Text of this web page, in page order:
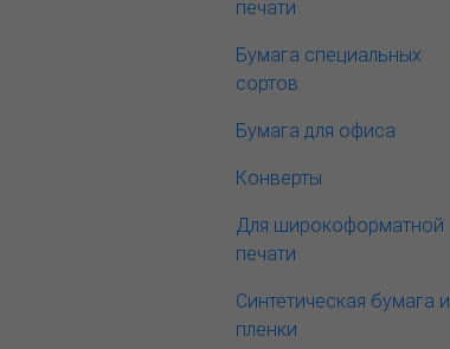
печати
Бумага специальных
сортов
Бумага для офиса
Конверты
Для широкоформатной
печати
Синтетическая бумага и
пленки